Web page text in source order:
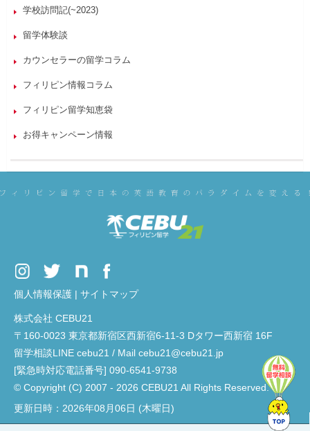
学校訪問記(~2023)
留学体験談
カウンセラーの留学コラム
フィリピン情報コラム
フィリピン留学知恵袋
お得キャンペーン情報
個人情報保護 | サイトマップ
株式会社 CEBU21
〒160-0023 東京都新宿区西新宿6-11-3 Dタワー西新宿 16F
留学相談LINE cebu21 / Mail cebu21@cebu21.jp
[緊急時対応電話番号] 090-6541-9738
© Copyright (C) 2007 - 2026 CEBU21 All Rights Reserved.
更新日時：2026年08月06日 (木曜日)